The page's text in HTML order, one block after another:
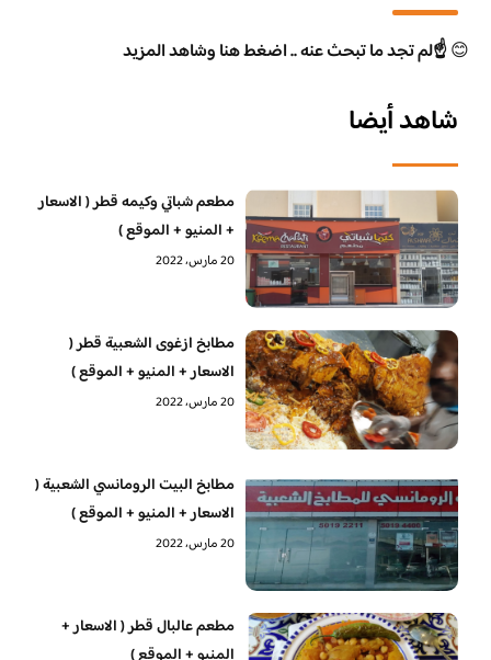
😊☝️لم تجد ما تبحث عنه .. اضغط هنا وشاهد المزيد
شاهد أيضا
مطعم شباتي وكيمه قطر ( الاسعار
+ المنيو + الموقع )
20 مارس، 2022
مطابخ ازغوى الشعبية قطر (
الاسعار + المنيو + الموقع )
20 مارس، 2022
مطابخ البيت الرومانسي الشعبية (
الاسعار + المنيو + الموقع )
20 مارس، 2022
مطعم عالبال قطر ( الاسعار +